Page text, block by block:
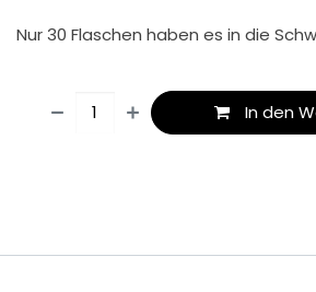
Nur 30 Flaschen haben es in die
In den